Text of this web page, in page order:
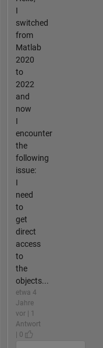
I
switched
from
Matlab
2020
to
2022
and
now
I
encounter
the
following
issue:
I
need
to
get
direct
access
to
the
objects...
etwa 4
Jahre
vor | 1
Antwort
| 0